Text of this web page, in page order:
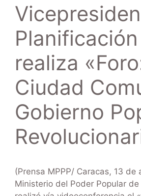
Planificación
realiza
Ciudad
Gobierno
(Prensa MPPP/ Caracas, 13 de
Ministerio del Poder Popular